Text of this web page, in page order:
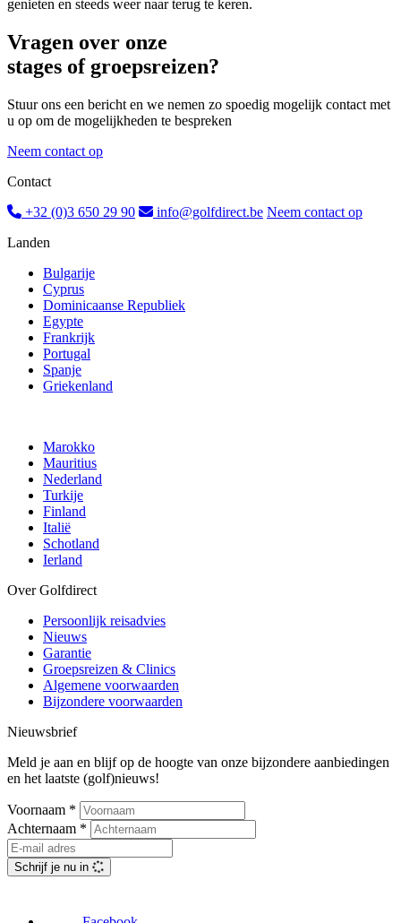
genieten en steeds weer naar terug te keren.
Vragen over onze
stages of groepsreizen?
Stuur ons een bericht en we nemen zo spoedig mogelijk contact met
u op om de mogelijkheden te bespreken
Neem contact op
Contact
+32 (0)3 650 29 90
info@golfdirect.be Neem contact op
Landen
Bulgarije
Cyprus
Dominicaanse Republiek
Egypte
Frankrijk
Portugal
Spanje
Griekenland
Marokko
Mauritius
Nederland
Turkije
Finland
Italië
Schotland
Ierland
Over Golfdirect
Persoonlijk reisadvies
Nieuws
Garantie
Groepsreizen & Clinics
Algemene voorwaarden
Bijzondere voorwaarden
Nieuwsbrief
Meld je aan en blijf op de hoogte van onze bijzondere aanbiedingen
en het laatste (golf)nieuws!
Voornaam *
Achternaam *
Schrijf je nu in